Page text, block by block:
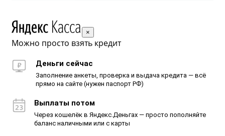
×
Можно просто взять кредит
Деньги сейчас
Заполнение анкеты, проверка и выдача кредита — всё
прямо на сайте (нужен паспорт РФ)
Выплаты потом
Через кошелёк в Яндекс.Деньгах — просто пополняйте
баланс наличными или с карты